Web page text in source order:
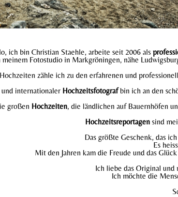
ich bin Christian Staehle, arbeite seit 2006 als
meinem Fotostudio in Markgröningen, nähe
zähle ich zu den erfahrenen und
internationaler Hochzeitsfotografbin ich an den
großen Hochzeiten, die ländlichen auf Bauernhöfen
Hochzeitsreportagen sind
Das größte Geschenk, das
Es
Mit den Jahren kam die Freude und das
Ich liebe das Original
Ich möchte die